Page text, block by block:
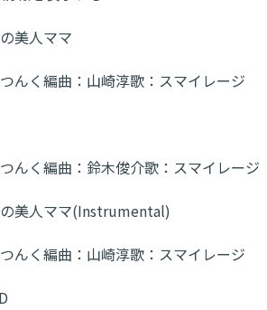
美人ママ
つんく編曲： 山崎淳歌： スマイレージ
つんく編曲： 鈴木俊介歌： スマイレージ
美人ママ(Instrumental)
つんく編曲： 山崎淳歌： スマイレージ